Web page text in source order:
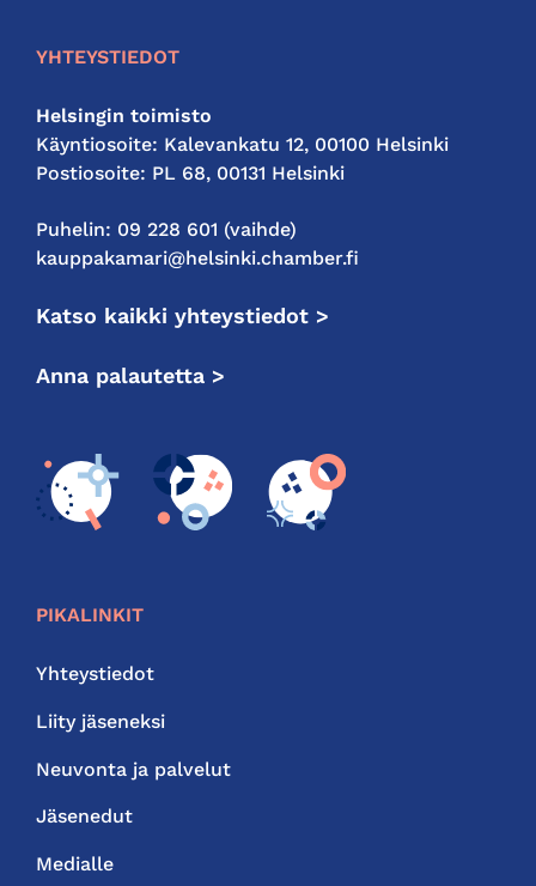
YHTEYSTIEDOT
Helsingin toimisto
Käyntiosoite: Kalevankatu 12, 00100 Helsinki
Postiosoite: PL 68, 00131 Helsinki
Puhelin: 09 228 601 (vaihde)
kauppakamari@helsinki.chamber.fi
Katso kaikki yhteystiedot >
Anna palautetta >
PIKALINKIT
Yhteystiedot
Liity jäseneksi
Neuvonta ja palvelut
Jäsenedut
Medialle